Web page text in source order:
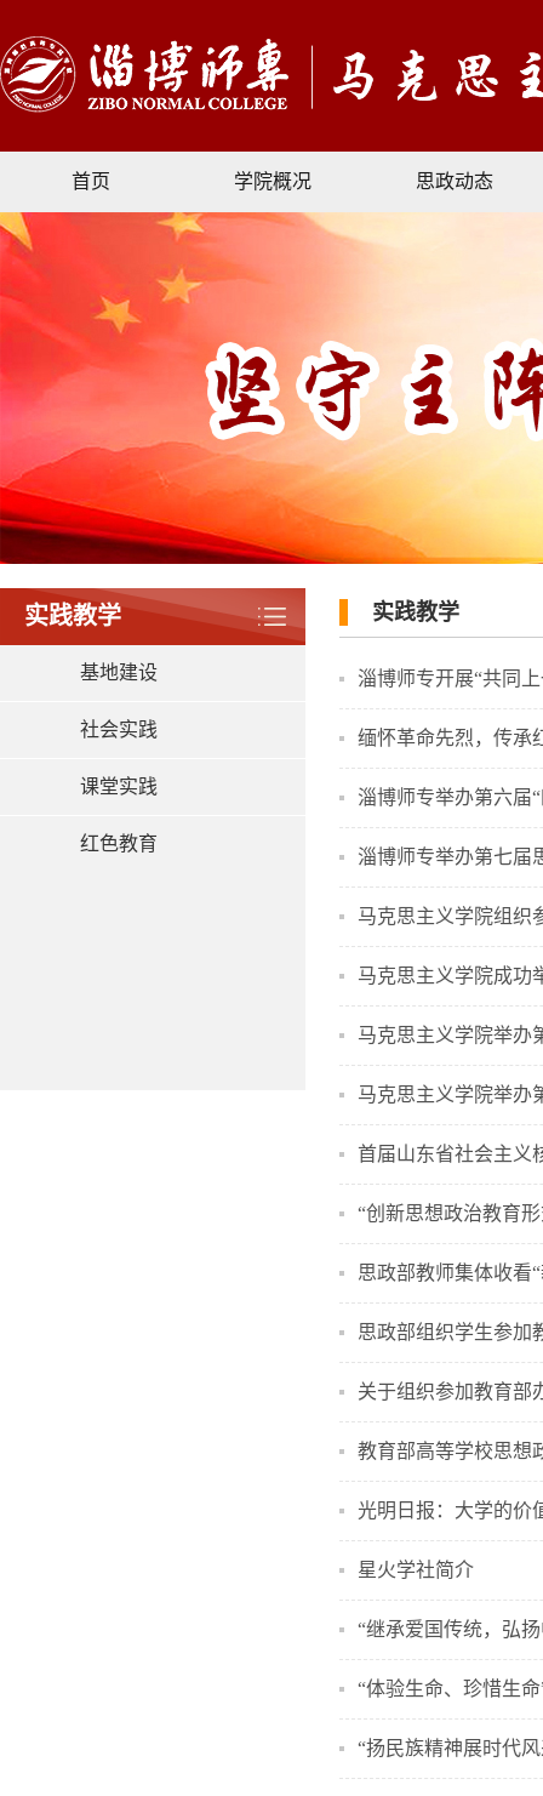
首页 学院概况 思政动态
实践教学
基地建设
社会实践
课堂实践
红色教育
实践教学
淄博师专开展“共同
缅怀革命先烈，传
淄博师专举办第六届
淄博师专举办第七届
马克思主义学院组织
马克思主义学院成功
马克思主义学院举办
马克思主义学院举办
首届山东省社会主义
“创新思想政治教育
思政部教师集体收看
思政部组织学生参加
关于组织参加教育部
教育部高等学校思想
光明日报：大学的价
星火学社简介
“继承爱国传统，弘
“体验生命、珍惜生
“扬民族精神展时代